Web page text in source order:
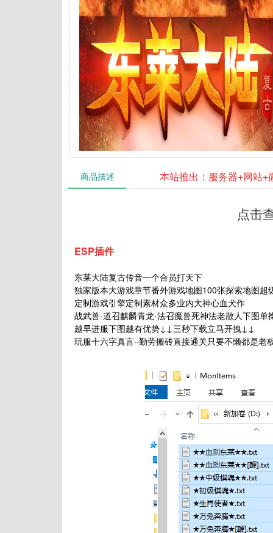
商品描述 本站推出：服务器+网站
点击
ESP插件
东莱大陆复古传音一个合员打天下
独家版本大游戏章节番外游戏地图100张探索地图超
定制游戏引擎定制素材众多业内大神心血犬作
战武兽-道召麒麟青龙-法召魔兽死神法老散人下图
越早进服下图越有优势↓↓三秒下载立马开拽↓↓
玩服十六字真言··勤劳搬砖直接通关只要不懒都是老